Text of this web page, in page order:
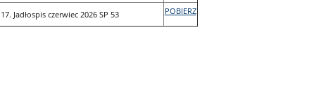
17. Jadłospis czerwiec 2026 SP 53 POBIERZ